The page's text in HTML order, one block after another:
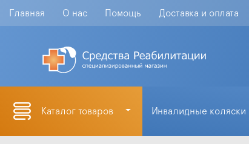
Главная О нас Помощь Доставка и оплата
Каталог товаров Инвалидные коляски